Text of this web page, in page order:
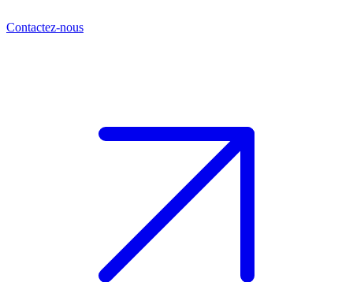
Contactez-nous